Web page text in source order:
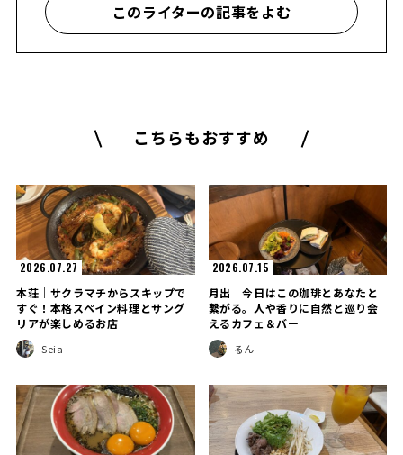
このライターの記事をよむ
こちらもおすすめ
2026.07.27
本荘｜サクラマチからスキップで
すぐ！本格スペイン料理とサング
リアが楽しめるお店
Seia
2026.07.15
月出｜今日はこの珈琲とあなたと
繋がる。人や香りに自然と巡り会
えるカフェ＆バー
るん